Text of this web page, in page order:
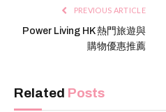
PREVIOUS ARTICLE
Power Living HK 熱門旅遊與
購物優惠推薦
Related Posts